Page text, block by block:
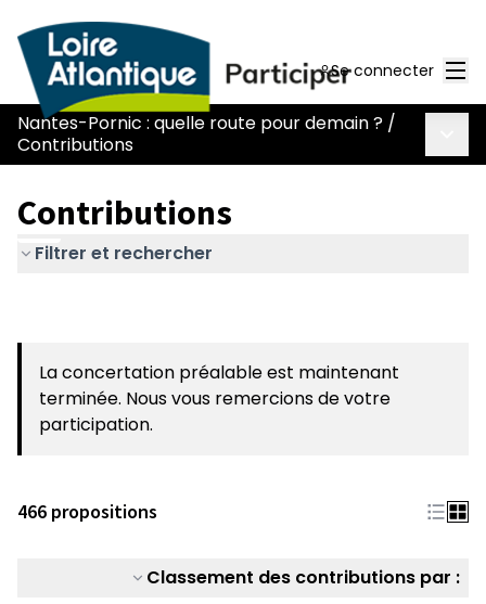
Se connecter
Nantes-Pornic : quelle route pour demain ? /
Contributions
Contributions
Filtrer et rechercher
La concertation préalable est maintenant
terminée. Nous vous remercions de votre
participation.
466 propositions
Classement des contributions par :